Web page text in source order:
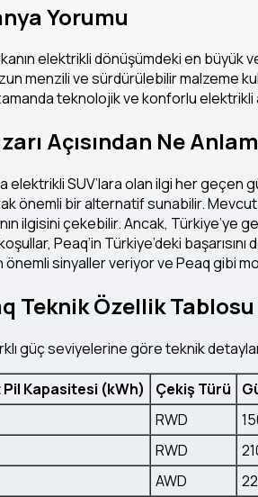
Yorumu
elektrikli dönüşümdeki en büyük
menzili ve sürdürülebilir malzeme
zamanda teknolojik ve konforlu
Açısından Ne
elektrikli SUV’lara olan ilgi her geçen
önemli bir alternatif sunabilir. Mevcut
ilgisini çekebilir. Ancak,
Peaq’in Türkiye’deki
önemli sinyaller veriyor ve Peaq gibi
Teknik Özellik Tablosu
güç seviyelerine göre teknik
Kapasitesi (kWh) Çekiş Türü
RWD
RWD
AWD